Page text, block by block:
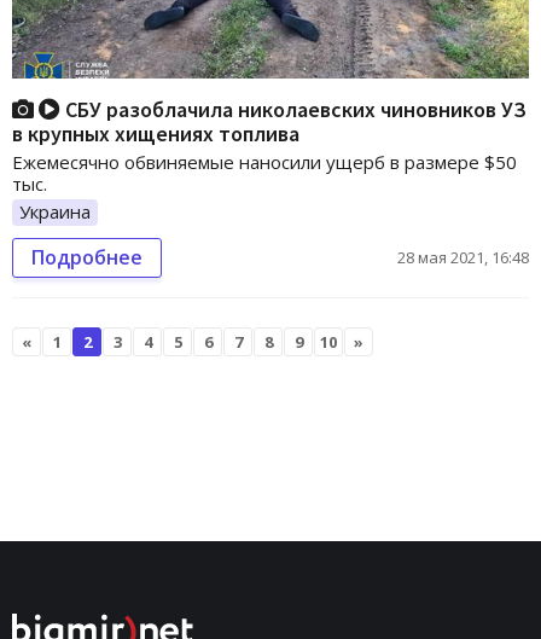
СБУ разоблачила николаевских чиновников УЗ
в крупных хищениях топлива
Ежемесячно обвиняемые наносили ущерб в размере $50
тыс.
Украина
Подробнее 28 мая 2021, 16:48
« 1 2 3 4 5 6 7 8 9 10 »